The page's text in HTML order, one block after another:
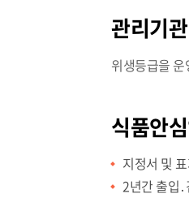
관리기
위생등급을
식품안
지정서 및
2년간 출입